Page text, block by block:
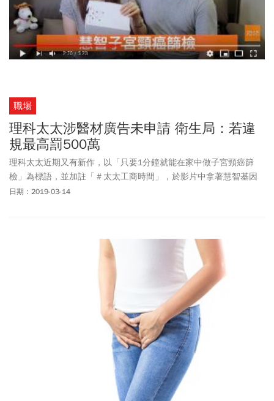
職場
理科太太涉醫材廣告未申請 衛生局：若違
規最高罰500萬
理科太太近期又有新作，以「只要1分鐘就能在家中做子宮頸癌篩
檢」為標語，並加註「＃太太工商時間」，於影片中拿著慧智基因
的產品，介紹如何使用，並示範如何自己在家中做抹片檢查。由於
日期：2019-03-14